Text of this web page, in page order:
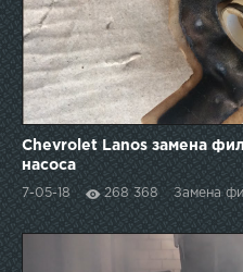
Chevrolet Lanos замена
насоса
7-05-18 268 368 Замена